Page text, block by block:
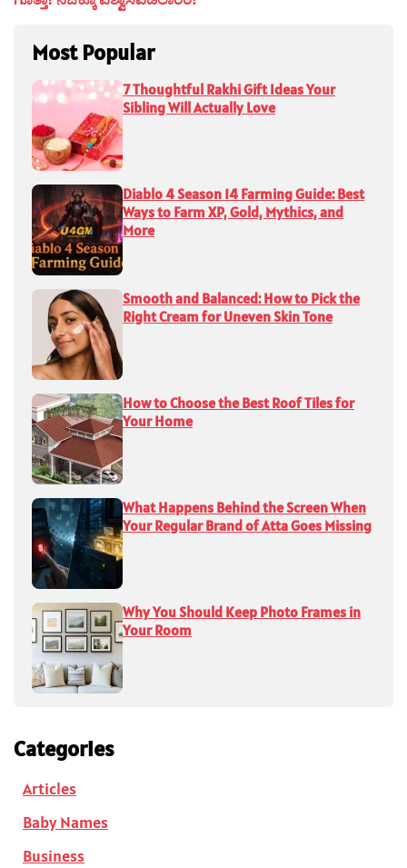
Most Popular
7 Thoughtful Rakhi Gift Ideas Your
Sibling Will Actually Love
Diablo 4 Season 14 Farming Guide: Best
Ways to Farm XP, Gold, Mythics, and
More
Smooth and Balanced: How to Pick the
Right Cream for Uneven Skin Tone
How to Choose the Best Roof Tiles for
Your Home
What Happens Behind the Screen When
Your Regular Brand of Atta Goes Missing
Why You Should Keep Photo Frames in
Your Room
Categories
Articles
Baby Names
Business